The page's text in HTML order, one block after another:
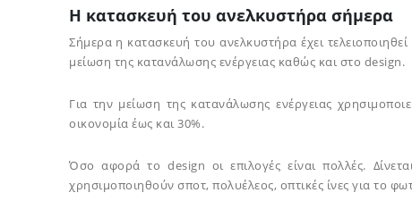
Η κατασκευή του ανελκυστήρα σήμερα
Σήμερα η κατασκευή του ανελκυστήρα έχει
μείωση της κατανάλωσης ενέργειας καθώς και στο design.
Για την μείωση της κατανάλωσης ενέργειας
οικονομία έως και 30%.
Όσο αφορά το design οι επιλογές είναι πολλές.
χρησιμοποιηθούν σποτ, πολυέλεος, οπτικές ίνες για το